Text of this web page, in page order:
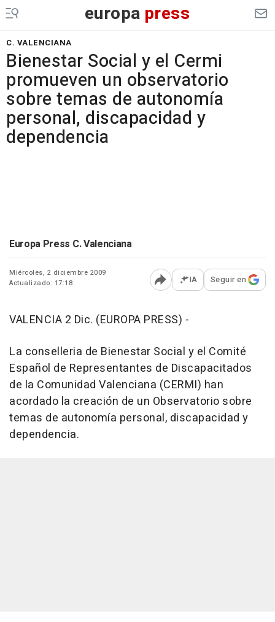
europa press
C. VALENCIANA
Bienestar Social y el Cermi
promueven un observatorio
sobre temas de autonomía
personal, discapacidad y
dependencia
Europa Press C. Valenciana
Miércoles, 2 diciembre 2009
Actualizado: 17:18
Abrir opciones para
IA Seguir en
VALENCIA 2 Dic. (EUROPA PRESS) -
La conselleria de Bienestar Social y el Comité
Español de Representantes de Discapacitados
de la Comunidad Valenciana (CERMI) han
acordado la creación de un Observatorio sobre
temas de autonomía personal, discapacidad y
dependencia.